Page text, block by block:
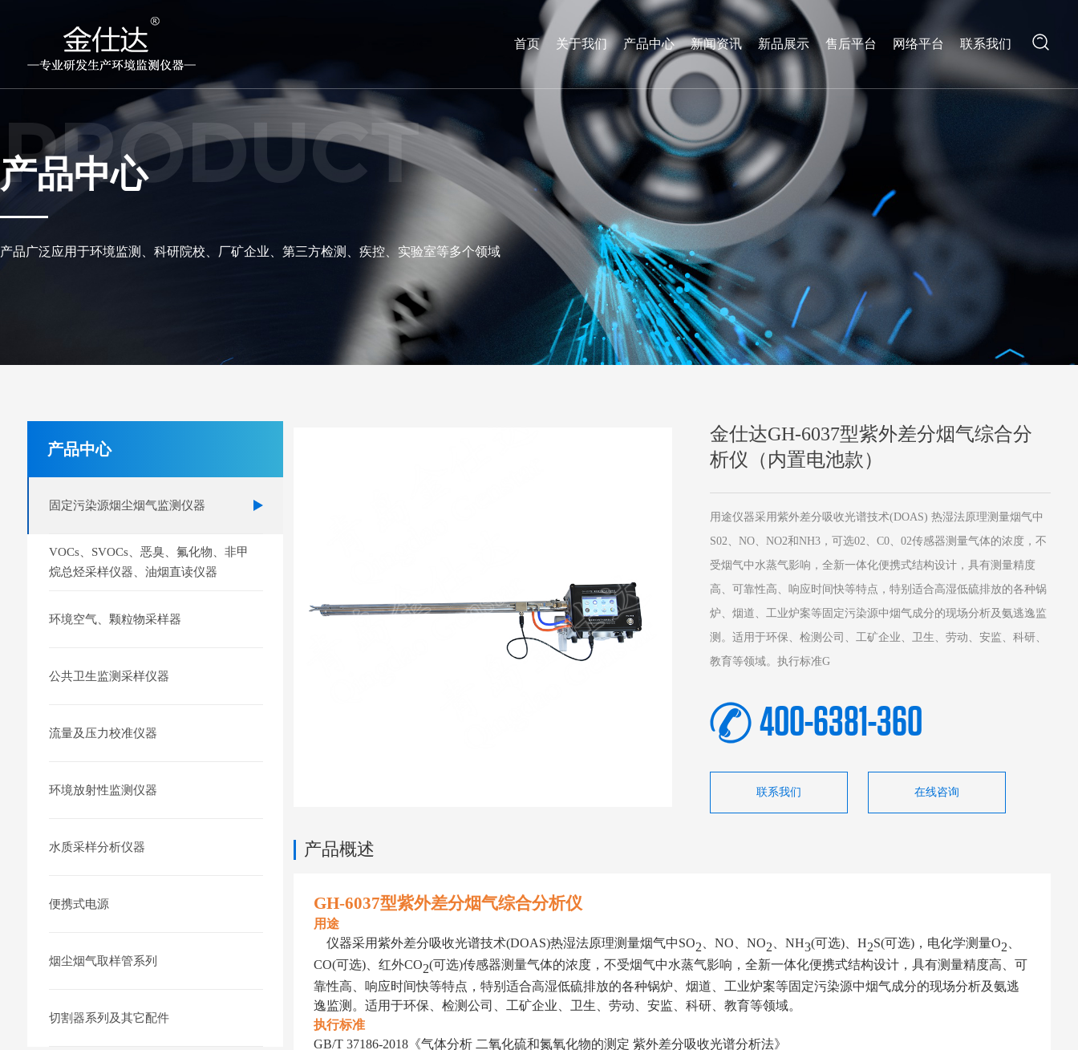
首页 关于我们 产品中心 新闻资讯 新品展示 售后平台 网络平台 联系我们
PRODUCT
产品中心
产品广泛应用于环境监测、科研院校、厂矿企业、第三方检测、疾控、实验室等多个领域
产品中心
固定污染源烟尘烟气监测仪器
VOCs、SVOCs、恶臭、氟化物、非甲
烷总烃采样仪器、油烟直读仪器
环境空气、颗粒物采样器
公共卫生监测采样仪器
流量及压力校准仪器
环境放射性监测仪器
水质采样分析仪器
便携式电源
烟尘烟气取样管系列
切割器系列及其它配件
金仕达GH-6037型紫外差分烟气综合分
析仪（内置电池款）
用途仪器采用紫外差分吸收光谱技术(DOAS) 热湿法原理测量烟气中
S02、NO、NO2和NH3，可选02、C0、02传感器测量气体的浓度，不
受烟气中水蒸气影响，全新一体化便携式结构设计，具有测量精度
高、可靠性高、响应时间快等特点，特别适合高湿低硫排放的各种锅
炉、烟道、工业炉案等固定污染源中烟气成分的现场分析及氨逃逸监
测。适用于环保、检测公司、工矿企业、卫生、劳动、安监、科研、
教育等领域。执行标准G
400-6381-360
联系我们 在线咨询
产品概述
GH-6037型紫外差分烟气综合分析仪
用途
仪器采用紫外差分吸收光谱技术(DOAS)热湿法原理测量烟气中SO2 NO、NO2 NH3(可选)、H2S(可选)，电化学测量O2
CO(可选)、红外CO2(可选)传感器测量气体的浓度，不受烟气中水蒸气影响，全新一体化便携式结构设计，具有测量精度高、可
靠性高、响应时间快等特点，特别适合高湿低硫排放的各种锅炉、烟道、工业炉案等固定污染源中烟气成分的现场分析及氨逃
逸监测。适用于环保、检测公司、工矿企业、卫生、劳动、安监、科研、教育等领域。
执行标准
GB/T 37186-2018《气体分析 二氧化硫和氮氧化物的测定 紫外差分吸收光谱分析法》